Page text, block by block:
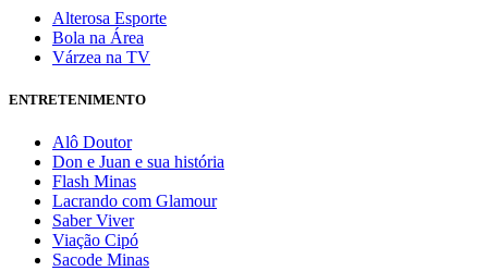
Alterosa Esporte
Bola na Área
Várzea na TV
ENTRETENIMENTO
Alô Doutor
Don e Juan e sua história
Flash Minas
Lacrando com Glamour
Saber Viver
Viação Cipó
Sacode Minas